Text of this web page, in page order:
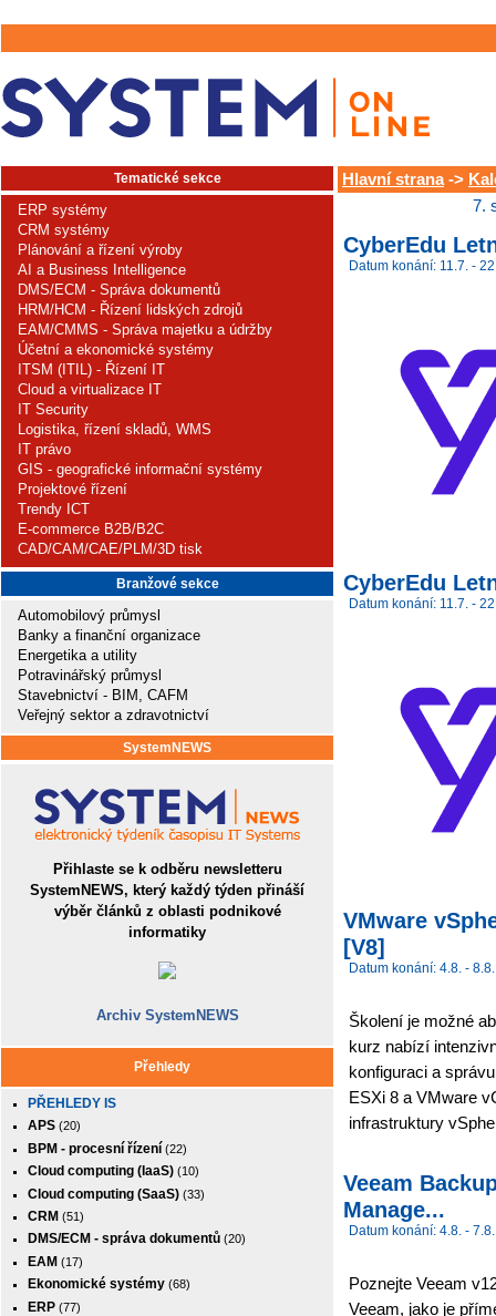
Tematické sekce
ERP systémy
CRM systémy
Plánování a řízení výroby
AI a Business Intelligence
DMS/ECM - Správa dokumentů
HRM/HCM - Řízení lidských zdrojů
EAM/CMMS - Správa majetku a údržby
Účetní a ekonomické systémy
ITSM (ITIL) - Řízení IT
Cloud a virtualizace IT
IT Security
Logistika, řízení skladů, WMS
IT právo
GIS - geografické informační systémy
Projektové řízení
Trendy ICT
E-commerce B2B/B2C
CAD/CAM/CAE/PLM/3D tisk
Branžové sekce
Automobilový průmysl
Banky a finanční organizace
Energetika a utility
Potravinářský průmysl
Stavebnictví - BIM, CAFM
Veřejný sektor a zdravotnictví
SystemNEWS
Přihlaste se k odběru newsletteru
SystemNEWS, který každý týden přináší
výběr článků z oblasti podnikové
informatiky
Archiv SystemNEWS
Přehledy
PŘEHLEDY IS
APS (20)
BPM - procesní řízení (22)
Cloud computing (IaaS) (10)
Cloud computing (SaaS) (33)
CRM (51)
DMS/ECM - správa dokumentů (20)
EAM (17)
Ekonomické systémy (68)
ERP (77)
Hlavní strana->
7.
CyberEdu
Datum konání: 11.7. -
CyberEdu
Datum konání: 11.7. -
VMware
[V8]
Datum konání: 4.8. - 8.8.
Školení je možné
kurz nabízí
konfiguraci a
ESXi 8 a VMware
infrastruktury
Veeam
Manage...
Datum konání: 4.8. - 7.8.
Poznejte Veeam
Veeam, jako je